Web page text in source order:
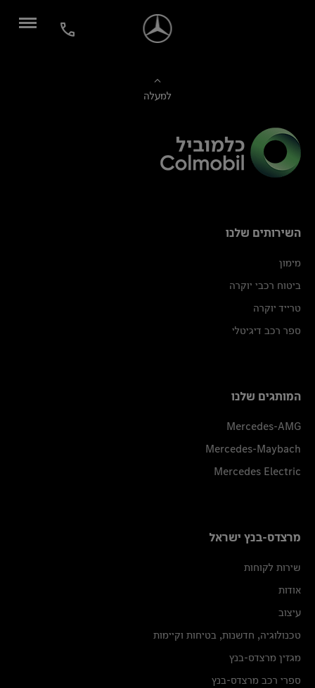
למעלה
השירותים שלנו
מימון
ביטוח רכבי יוקרה
טרייד יוקרה
ספר רכב דיגיטלי
המותגים שלנו
Mercedes-AMG
Mercedes-Maybach
Mercedes Electric
מרצדס-בנץ ישראל
שירות לקוחות
אודות
עיצוב
טכנולוגיה, חדשנות, בטיחות וקיימות
מגזין מרצדס-בנץ
ספרי רכב מרצדס-בנץ